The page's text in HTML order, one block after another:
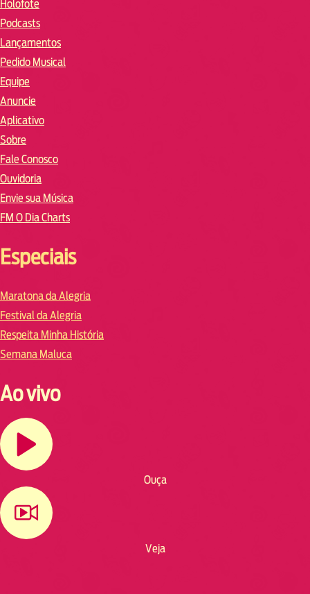
Holofote
Podcasts
Lançamentos
Pedido Musical
Equipe
Anuncie
Aplicativo
Sobre
Fale Conosco
Ouvidoria
Envie sua Música
FM O Dia Charts
Especiais
Maratona da Alegria
Festival da Alegria
Respeita Minha História
Semana Maluca
Ao vivo
Ouça
Veja